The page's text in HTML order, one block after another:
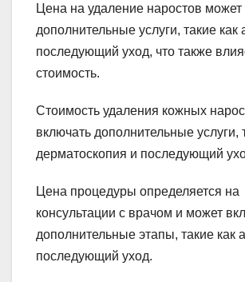
Цена на удаление наростов может
дополнительные услуги, такие как
последующий уход, что также
стоимость.
Стоимость удаления кожных
включать дополнительные услуги,
дерматоскопия и последующий
Цена процедуры определяется на
консультации с врачом и может
дополнительные этапы, такие как
последующий уход.